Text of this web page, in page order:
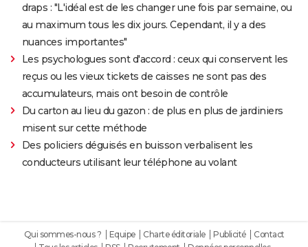
draps : "L'idéal est de les changer une fois par semaine, ou
au maximum tous les dix jours. Cependant, il y a des
nuances importantes"
Les psychologues sont d'accord : ceux qui conservent les
reçus ou les vieux tickets de caisses ne sont pas des
accumulateurs, mais ont besoin de contrôle
Du carton au lieu du gazon : de plus en plus de jardiniers
misent sur cette méthode
Des policiers déguisés en buisson verbalisent les
conducteurs utilisant leur téléphone au volant
Qui sommes-nous ? Equipe Charte éditoriale Publicité
Contact